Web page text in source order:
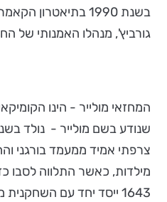
בשנת 1990 בתיאטרון
גורביץ', מנהלו האמנותי של
המחזאי מולייר - הינו
צרפתי אמיד ממעמד בורגני
מילדות, כאשר התלווה לסבו
1643 ייסד יחד עם